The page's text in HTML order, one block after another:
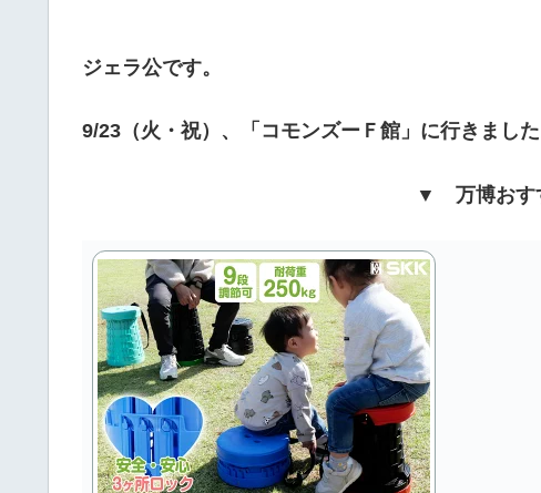
ジェラ公です。
9/23（火・祝）、「コモンズーＦ館」に行きました
▼ 万博お